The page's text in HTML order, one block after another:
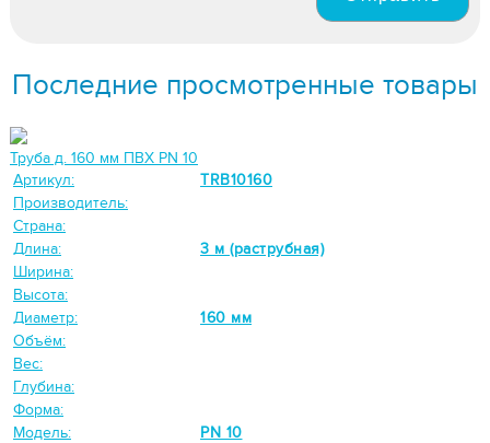
Последние просмотренные товары
Труба д. 160 мм ПВХ PN 10
Артикул:
TRB10160
Производитель:
Страна:
Длина:
3 м (раструбная)
Ширина:
Высота:
Диаметр:
160 мм
Объём:
Вес:
Глубина:
Форма:
Модель:
PN 10